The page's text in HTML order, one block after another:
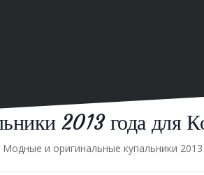
2013 года для
Модные и оригинальные купальники